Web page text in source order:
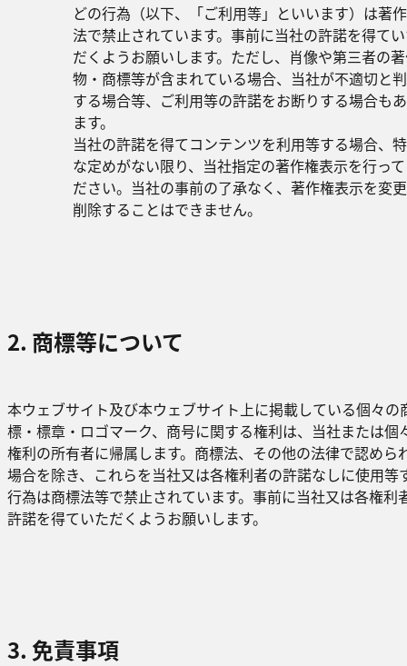
どの行為（以下、「ご利用等」といいます）は著
法で禁止されています。事前に当社の許諾を得て
だくようお願いします。ただし、肖像や第三者の
物・商標等が含まれている場合、当社が不適切と
する場合等、ご利用等の許諾をお断りする場合も
ます。
当社の許諾を得てコンテンツを利用等する場合、
な定めがない限り、当社指定の著作権表示を行っ
ださい。当社の事前の了承なく、著作権表示を変
削除することはできません。
2. 商標等について
本ウェブサイト及び本ウェブサイト上に掲載している個々の
標・標章・ロゴマーク、商号に関する権利は、当社または個
権利の所有者に帰属します。商標法、その他の法律で認めら
場合を除き、これらを当社又は各権利者の許諾なしに使用等
行為は商標法等で禁止されています。事前に当社又は各権利
許諾を得ていただくようお願いします。
3. 免責事項